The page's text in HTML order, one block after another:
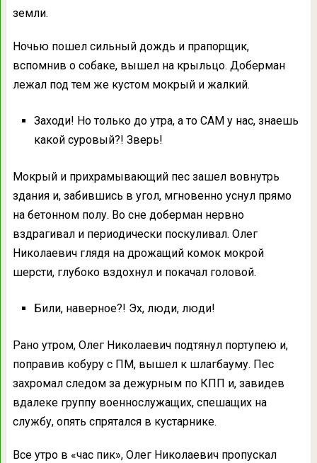
земли.
Ночью пошел сильный дождь и прапорщик,
вспомнив о собаке, вышел на крыльцо. Доберман
лежал под тем же кустом мокрый и жалкий.
Заходи! Но только до утра, а то САМ у нас, знаешь
какой суровый?! Зверь!
Мокрый и прихрамывающий пес зашел вовнутрь
здания и, забившись в угол, мгновенно уснул прямо
на бетонном полу. Во сне доберман нервно
вздрагивал и периодически поскуливал. Олег
Николаевич глядя на дрожащий комок мокрой
шерсти, глубоко вздохнул и покачал головой.
Били, наверное?! Эх, люди, люди!
Рано утром, Олег Николаевич подтянул портупею и,
поправив кобуру с ПМ, вышел к шлагбауму. Пес
захромал следом за дежурным по КПП и, завидев
вдалеке группу военнослужащих, спешащих на
службу, опять спрятался в кустарнике.
Все утро в «час пик», Олег Николаевич пропускал